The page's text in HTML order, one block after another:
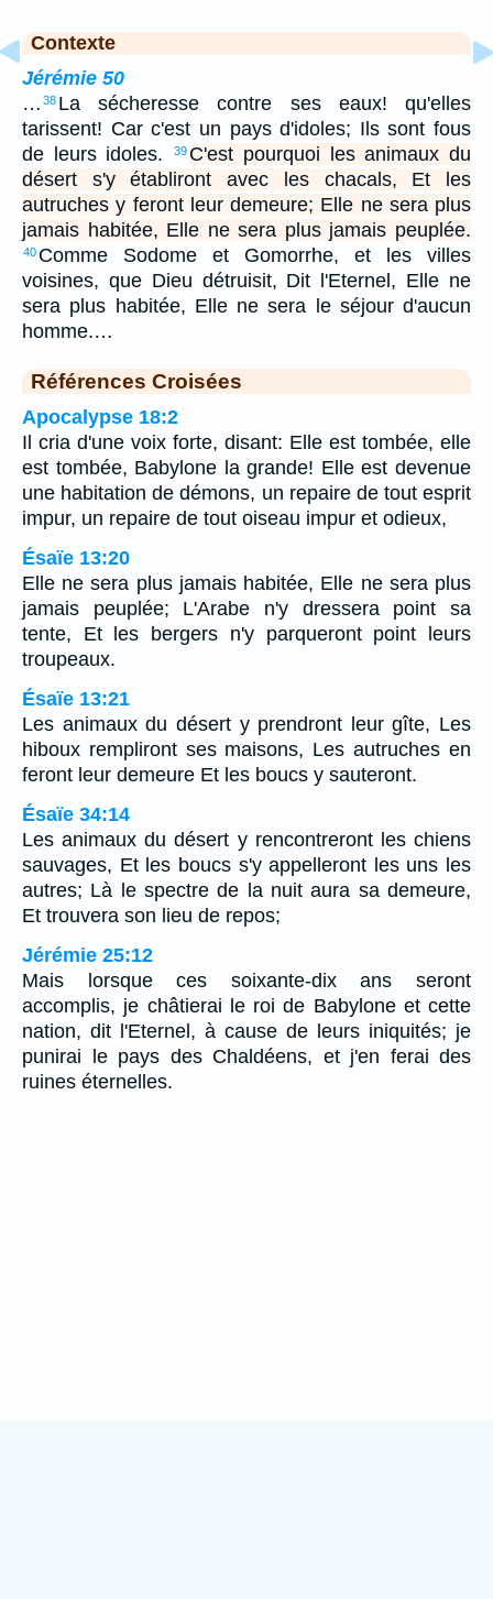
Contexte
Jérémie 50
… 38 La sécheresse contre ses eaux! qu'elles
tarissent! Car c'est un pays d'idoles; Ils sont fous
de leurs idoles.
39 C'est pourquoi les animaux du
désert s'y établiront avec les chacals, Et les
autruches y feront leur demeure; Elle ne sera plus
jamais habitée, Elle ne sera plus jamais peuplée.
40 Comme Sodome et Gomorrhe, et les villes
voisines, que Dieu détruisit, Dit l'Eternel, Elle ne
sera plus habitée, Elle ne sera le séjour d'aucun
homme.…
Références Croisées
Apocalypse 18:2
Il cria d'une voix forte, disant: Elle est tombée, elle
est tombée, Babylone la grande! Elle est devenue
une habitation de démons, un repaire de tout esprit
impur, un repaire de tout oiseau impur et odieux,
Ésaïe 13:20
Elle ne sera plus jamais habitée, Elle ne sera plus
jamais peuplée; L'Arabe n'y dressera point sa
tente, Et les bergers n'y parqueront point leurs
troupeaux.
Ésaïe 13:21
Les animaux du désert y prendront leur gîte, Les
hiboux rempliront ses maisons, Les autruches en
feront leur demeure Et les boucs y sauteront.
Ésaïe 34:14
Les animaux du désert y rencontreront les chiens
sauvages, Et les boucs s'y appelleront les uns les
autres; Là le spectre de la nuit aura sa demeure,
Et trouvera son lieu de repos;
Jérémie 25:12
Mais lorsque ces soixante-dix ans seront
accomplis, je châtierai le roi de Babylone et cette
nation, dit l'Eternel, à cause de leurs iniquités; je
punirai le pays des Chaldéens, et j'en ferai des
ruines éternelles.